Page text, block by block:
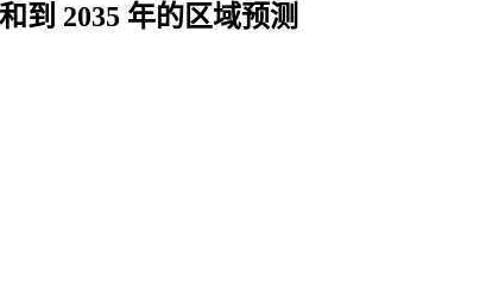
到 2035 年的区域预测